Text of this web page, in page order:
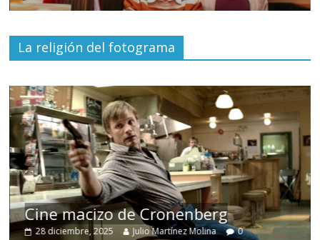
La religión del fotograma
Cine macizo de Cronenberg
28 diciembre, 2025 Julio Martínez Molina 0